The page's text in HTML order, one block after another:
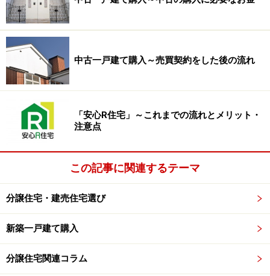
た制限の適用を受ける場合もあります。
また、道路が敷地の西側（あるいは東側）になるとき
は、この分割方法によってＣ・Ｄ両区画に南向きの空間
を作ることができるというメリットもあるため、もとも
との敷地の奥行にかかわらず、あえてこのような分割を
するケースもあるでしょう。
この路地状部分は敷地面積に含まれるため、区画の面積
は上図Ｄのほうが広くなるケースが多いほか、土地価格
の1平方メートルあたり（または1坪あたり）の単価は一
般的にＤのほうが安くなります。
さらに、路地状部分をカースペースとして利用すること
を想定し、自動車の出入りをしやすくするため、下図の
中古一戸建て購入～売買契約をした後の流れ
「安心R住宅」～これまでの流れとメリット・
注意点
この記事に関連するテーマ
分譲住宅・建売住宅選び
新築一戸建て購入
分譲住宅関連コラム